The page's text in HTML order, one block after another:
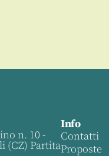
n. 10 -
(CZ) Partita
Info
Contatti
Proposte